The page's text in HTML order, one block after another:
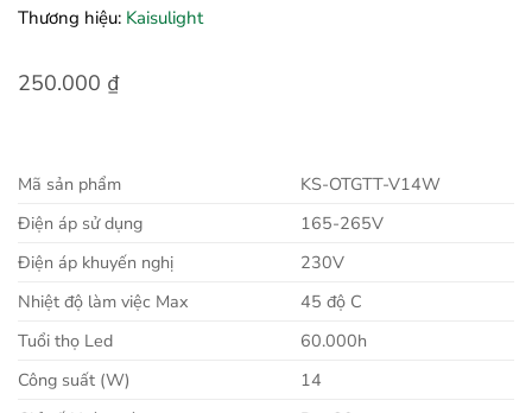
Thương hiệu: Kaisulight
250.000 ₫
Mã sản phẩm
KS-OTGTT-V14W
Điện áp sử dụng
165-265V
Điện áp khuyến nghị
230V
Nhiệt độ làm việc Max
45 độ C
Tuổi thọ Led
60.000h
Công suất (W)
14